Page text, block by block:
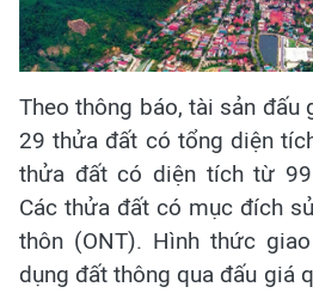
Theo thông báo, tài sản đấu
29 thửa đất có tổng diện
thửa đất có diện tích từ
Các thửa đất có mục đích
thôn (ONT). Hình thức
dụng đất thông qua đấu giá